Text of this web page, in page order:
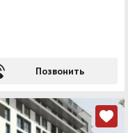
Позвонить